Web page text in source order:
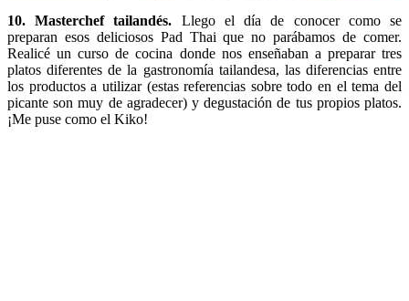
10. Masterchef tailandés. Llego el día de conocer como se
preparan esos deliciosos Pad Thai que no parábamos de comer.
Realicé un curso de cocina donde nos enseñaban a preparar tres
platos diferentes de la gastronomía tailandesa, las diferencias entre
los productos a utilizar (estas referencias sobre todo en el tema del
picante son muy de agradecer) y degustación de tus propios platos.
¡Me puse como el Kiko!